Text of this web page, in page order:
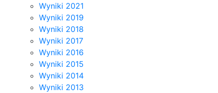
Wyniki 2021
Wyniki 2019
Wyniki 2018
Wyniki 2017
Wyniki 2016
Wyniki 2015
Wyniki 2014
Wyniki 2013